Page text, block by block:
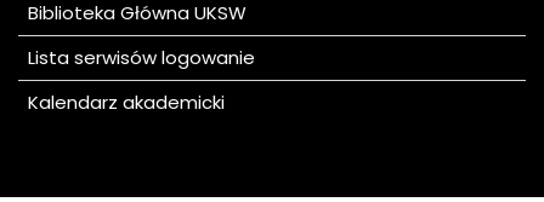
Biblioteka Główna UKSW
Lista serwisów logowanie
Kalendarz akademicki